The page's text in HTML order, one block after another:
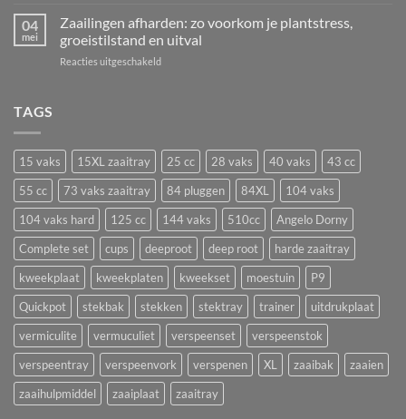
aardbeien
vermeerderen
zaaien?
De
bloemen
zaaien
in
een
zaaitray
t/m
29
juni!
04
mei
Zaailingen afharden: zo voorkom je plantstress,
groeistilstand en uitval
Reacties uitgeschakeldvoor
plantstress,
groeistilstand
en
uitval
TAGS
15 vaks 15XL zaaitray 25 cc 28 vaks 40 vaks
43 cc
55 cc
73 vaks zaaitray 84 pluggen 84XL
104 vaks
104 vaks hard
125 cc 144 vaks 510cc
Angelo Dorny
Complete set
cups deeproot deep root
harde zaaitray
kweekplaat
kweekplaten kweekset moestuin
P9
Quickpot
stekbak stekken stektray trainer
uitdrukplaat
vermiculite
vermuculiet verspeenset
verspeenstok
verspeentray
verspeenvork verspenen XL zaaibak
zaaien
zaaihulpmiddel
zaaiplaat zaaitray